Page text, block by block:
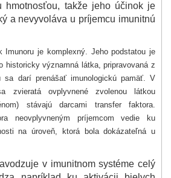
hmotnosťou, takže jeho účinok je
a nevyvoláva u príjemcu imunitnú
Imunoru je komplexný. Jeho podstatou je
historicky významná látka, pripravovaná z
sa darí prenášať imunologickú pamäť. V
zvieratá ovplyvnené zvolenou látkou
stávajú darcami transfer faktora.
neovplyvneným príjemcom vedie ku
na úroveň, ktorá bola dokázateľná u
v imunitnom systéme celý